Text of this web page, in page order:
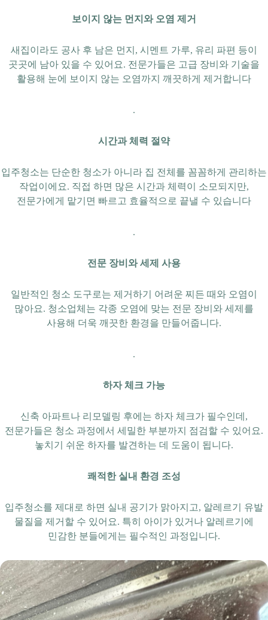
보이지 않는 먼지와 오염 제거
새집이라도 공사 후 남은 먼지, 시멘트 가루, 유리 파편 등이
곳곳에 남아 있을 수 있어요. 전문가들은 고급 장비와 기술을
활용해 눈에 보이지 않는 오염까지 깨끗하게 제거합니다
.
시간과 체력 절약
입주청소는 단순한 청소가 아니라 집 전체를 꼼꼼하게 관리하는
작업이에요. 직접 하면 많은 시간과 체력이 소모되지만,
전문가에게 맡기면 빠르고 효율적으로 끝낼 수 있습니다
.
전문 장비와 세제 사용
일반적인 청소 도구로는 제거하기 어려운 찌든 때와 오염이
많아요. 청소업체는 각종 오염에 맞는 전문 장비와 세제를
사용해 더욱 깨끗한 환경을 만들어줍니다.
.
하자 체크 가능
신축 아파트나 리모델링 후에는 하자 체크가 필수인데,
전문가들은 청소 과정에서 세밀한 부분까지 점검할 수 있어요.
놓치기 쉬운 하자를 발견하는 데 도움이 됩니다.
쾌적한 실내 환경 조성
입주청소를 제대로 하면 실내 공기가 맑아지고, 알레르기 유발
물질을 제거할 수 있어요. 특히 아이가 있거나 알레르기에
민감한 분들에게는 필수적인 과정입니다.